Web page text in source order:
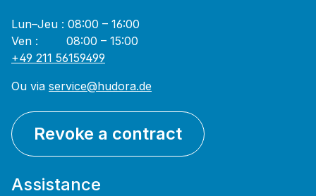
Lun–Jeu : 08:00 – 16:00
Ven : 08:00 – 15:00
+49 211 56159499
Ou via service@hudora.de
Revoke a contract
Assistance